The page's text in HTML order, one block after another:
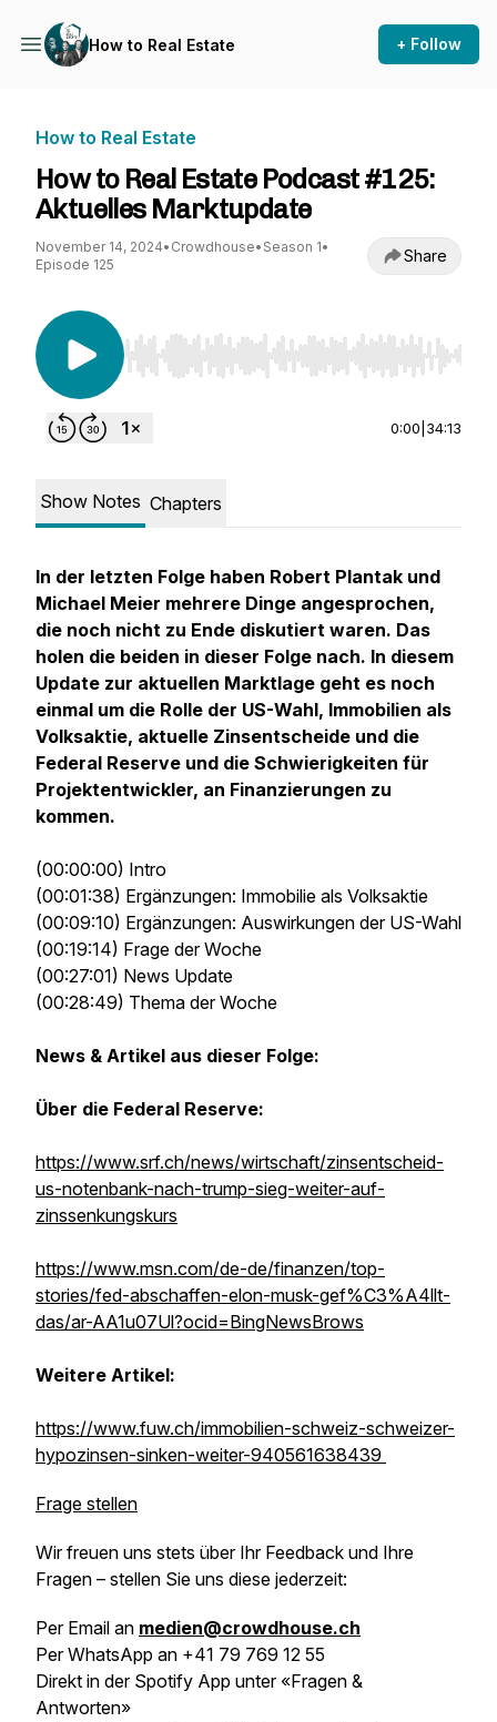
How to Real Estate + Follow
How to Real Estate
How to Real Estate Podcast #125:
Aktuelles Marktupdate
November 14, 2024• Crowdhouse• Season 1•
Episode 125
Share
Use Left/Right to seek, Home/End to jump to
0:00 34:13
Show Notes Chapters
In der letzten Folge haben Robert Plantak und
Michael Meier mehrere Dinge angesprochen,
die noch nicht zu Ende diskutiert waren. Das
holen die beiden in dieser Folge nach. In diesem
Update zur aktuellen Marktlage geht es noch
einmal um die Rolle der US-Wahl, Immobilien als
Volksaktie, aktuelle Zinsentscheide und die
Federal Reserve und die Schwierigkeiten für
Projektentwickler, an Finanzierungen zu
kommen.
(00:00:00) Intro
(00:01:38) Ergänzungen: Immobilie als Volksaktie
(00:09:10) Ergänzungen: Auswirkungen der US-Wahl
(00:19:14) Frage der Woche
(00:27:01) News Update
(00:28:49) Thema der Woche
News & Artikel aus dieser Folge:
Über die Federal Reserve:
https://www.srf.ch/news/wirtschaft/zinsentscheid-
us-notenbank-nach-trump-sieg-weiter-auf-
zinssenkungskurs
https://www.msn.com/de-de/finanzen/top-
stories/fed-abschaffen-elon-musk-gef%C3%A4llt-
das/ar-AA1u07Ul?ocid=BingNewsBrows
Weitere Artikel:
https://www.fuw.ch/immobilien-schweiz-schweizer-
hypozinsen-sinken-weiter-940561638439
Frage stellen
Wir freuen uns stets über Ihr Feedback und Ihre
Fragen – stellen Sie uns diese jederzeit:
Per Email an medien@crowdhouse.ch
Per WhatsApp an +41 79 769 12 55
Direkt in der Spotify App unter «Fragen &
Antworten»